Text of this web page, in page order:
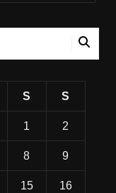
S S
1 2
8 9
15 16